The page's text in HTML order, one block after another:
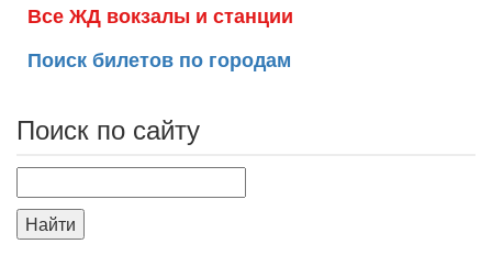
Все ЖД вокзалы и станции
Поиск билетов по городам
Поиск по сайту
Найти